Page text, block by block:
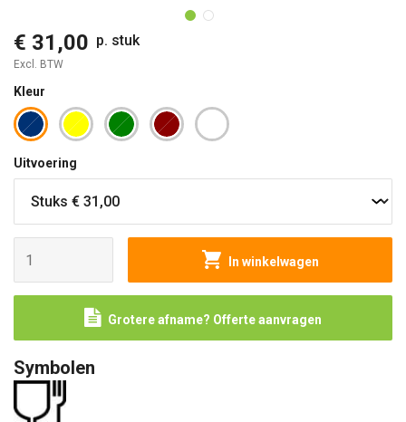
€ 31,00 p. stuk
Excl. BTW
Kleur
Uitvoering
In winkelwagen
Grotere afname? Offerte aanvragen
Symbolen